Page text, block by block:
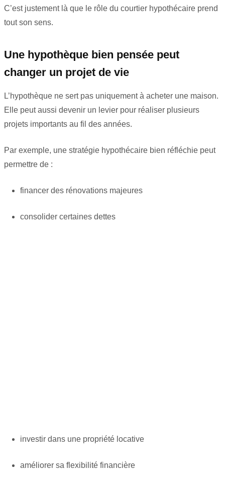
C’est justement là que le rôle du courtier hypothécaire prend
tout son sens.
Une hypothèque bien pensée peut
changer un projet de vie
L’hypothèque ne sert pas uniquement à acheter une maison.
Elle peut aussi devenir un levier pour réaliser plusieurs
projets importants au fil des années.
Par exemple, une stratégie hypothécaire bien réfléchie peut
permettre de :
financer des rénovations majeures
consolider certaines dettes
investir dans une propriété locative
améliorer sa flexibilité financière